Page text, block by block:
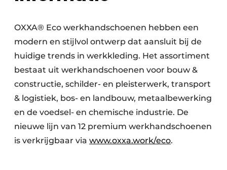
OXXA® Eco werkhandschoenen hebben een
modern en stijlvol ontwerp dat aansluit bij de
huidige trends in werkkleding. Het assortiment
bestaat uit werkhandschoenen voor bouw &
constructie, schilder- en pleisterwerk, transport
& logistiek, bos- en landbouw, metaalbewerking
en de voedsel- en chemische industrie. De
nieuwe lijn van 12 premium werkhandschoenen
is verkrijgbaar via www.oxxa.work/eco.